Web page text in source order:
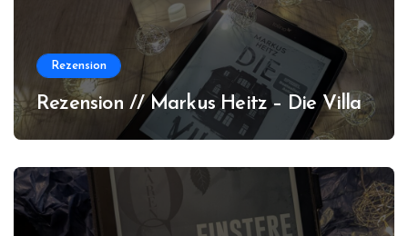
Rezension
Rezension // Markus Heitz – Die Villa